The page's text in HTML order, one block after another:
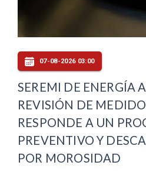
07-08-2026 03:00
SEREMI DE ENERGÍA
REVISIÓN DE
RESPONDE A UN
PREVENTIVO Y
POR MOROSIDAD